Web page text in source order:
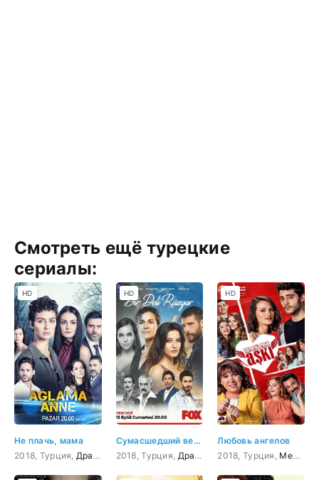
Смотреть ещё турецкие
сериалы:
Не плачь, мама
2018, Турция, Драма
HD
Сумасшедший ветер
2018, Турция, Драма Мелодрама
HD
Любовь ангелов
2018, Турция, Мелодрама
HD